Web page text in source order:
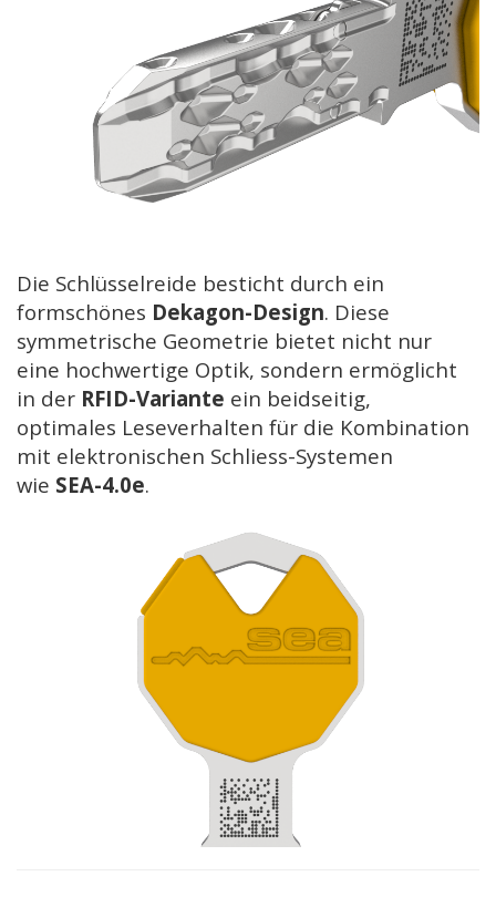
Die Schlüsselreide besticht durch ein
formschönes Dekagon-Design. Diese
symmetrische Geometrie bietet nicht nur
eine hochwertige Optik, sondern ermöglicht
in der RFID-Variante ein beidseitig,
optimales Leseverhalten für die Kombination
mit elektronischen Schliess-Systemen
wie SEA-4.0e.